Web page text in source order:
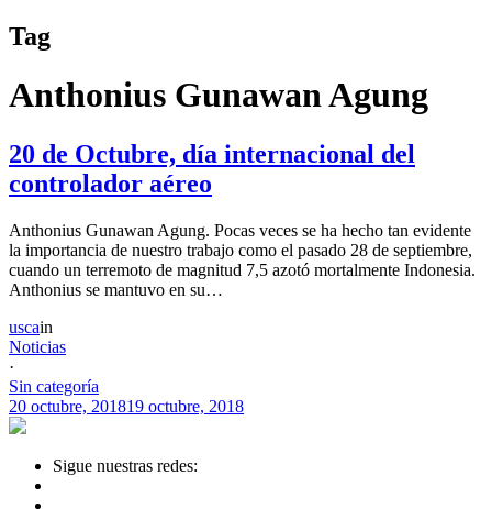
Tag
Anthonius Gunawan Agung
20 de Octubre, día internacional del
controlador aéreo
Anthonius Gunawan Agung. Pocas veces se ha hecho tan evidente
la importancia de nuestro trabajo como el pasado 28 de septiembre,
cuando un terremoto de magnitud 7,5 azotó mortalmente Indonesia.
Anthonius se mantuvo en su…
uscain
Noticias
·
Sin categoría
20 octubre, 201819 octubre, 2018
Sigue nuestras redes: